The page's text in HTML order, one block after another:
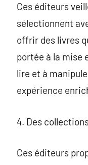
Ces éditeurs
sélectionnent
offrir des livres
portée à la mise
lire et à
expérience
4. Des
Ces éditeurs